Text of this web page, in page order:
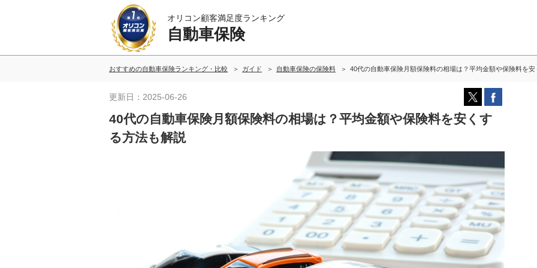
オリコン顧客満足度ランキング
自動車保険
おすすめの自動車保険ランキング・比較 ガイド 自動車保険の保険料 40代の自動車保険月額保険料の相場は？平均金額や保険料を安
更新日：2025-06-26
40代の自動車保険月額保険料の相場は？平均金額や保険料を安くす
る方法も解説